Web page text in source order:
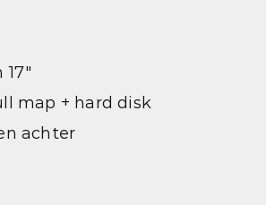
map + hard disk
achter